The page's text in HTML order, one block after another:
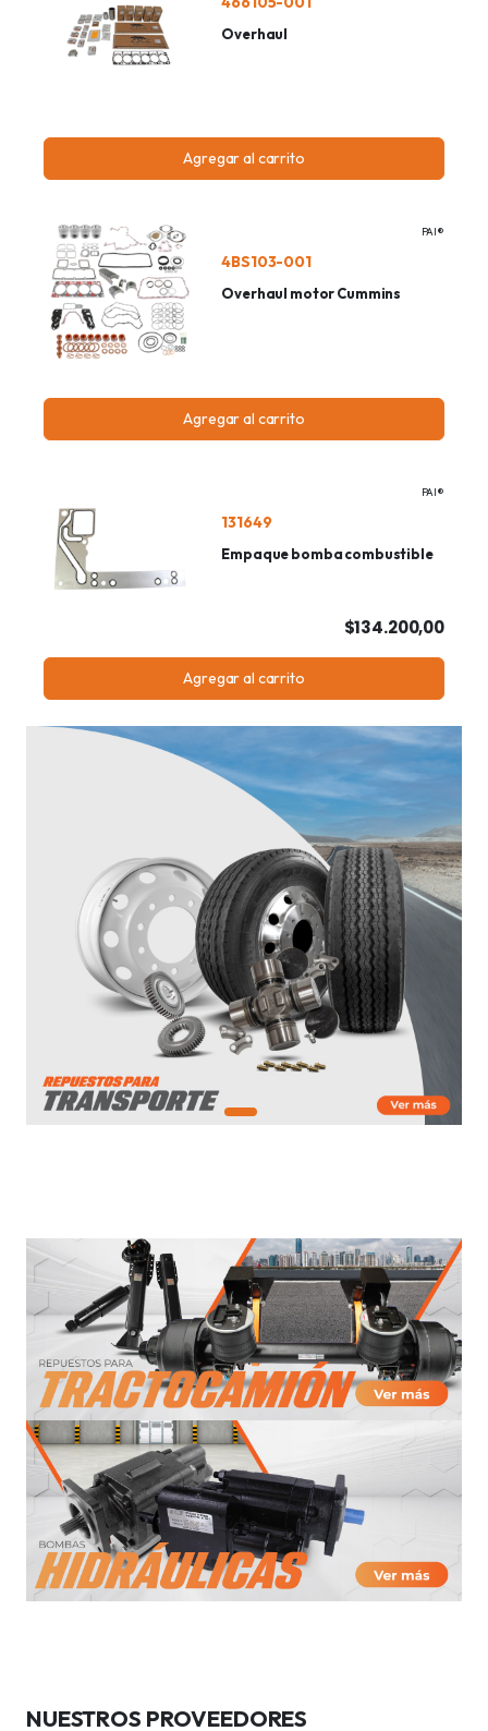
Overhaul
Agregar al carrito
PAI®
4BS103-001
Overhaul motor Cummins
Agregar al carrito
PAI®
131649
Empaque bomba combustible
$134.200,00
Agregar al carrito
NUESTROS PROVEEDORES